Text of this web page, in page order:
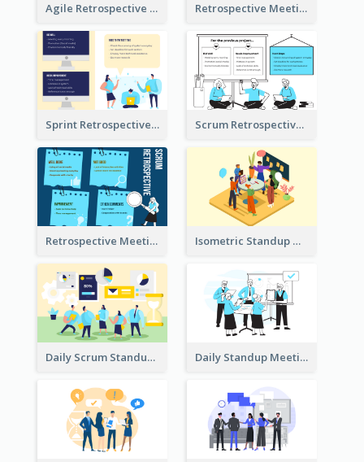
Agile Retrospective Template Retrospective Meeting Questions
Sprint Retrospective Illustration Scrum Retrospective Meeting Illustration
Retrospective Meeting Ideas Isometric Standup Meeting Illustration
Daily Scrum Standup Meeting Illustration Daily Standup Meeting Illustration